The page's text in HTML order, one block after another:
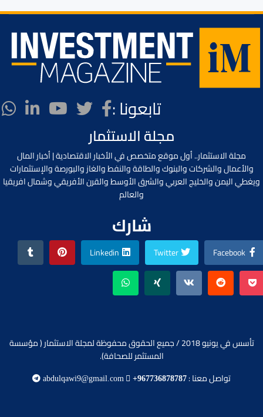
تابعونا :
مجلة الاستثمار
مجلة الاستثمار.. أول موقع متخصص في الأخبار الاقتصادية | أخبار المال
والأعمال والشركات والبنوك والطاقة والنفط والغاز والبورصة والإستثمارات
ويغطي اليمن والخليج العربي والشرق الأوسط والقرن الأفريقي وشمال افريقيا
والعالم
شارك
Facebook
Twitter
Linkedin
تأسس في يونيو 2018 / جميع الحقوق محفوظة لمجلة الاستثمار ( مؤسسة
المستثمر للصحافة).
تواصل معنا : +967736878787
abdulqawi9@gmail.com